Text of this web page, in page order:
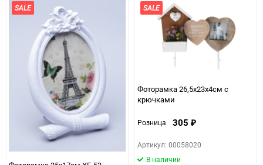
SALE SALE
Фоторамка 26,5x23x4см с
крючками
Розница 305 ₽
Артикул: 00058020
В наличии